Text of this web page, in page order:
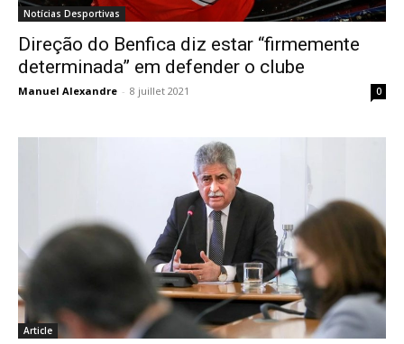
Notícias Desportivas
Direção do Benfica diz estar “firmemente
determinada” em defender o clube
Manuel Alexandre - 8 juillet 2021 0
Article